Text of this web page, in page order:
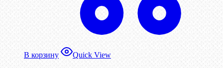
В корзину Quick View